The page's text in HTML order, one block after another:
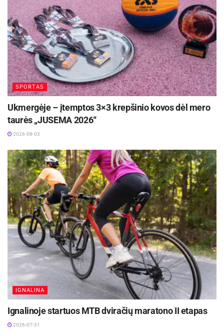
SPORTAS
Ukmergėje – įtemptos 3×3 krepšinio kovos dėl mero
taurės „JUSEMA 2026“
2026-08-03
IGNALINA
Ignalinoje startuos MTB dviračių maratono II etapas
2026-07-31